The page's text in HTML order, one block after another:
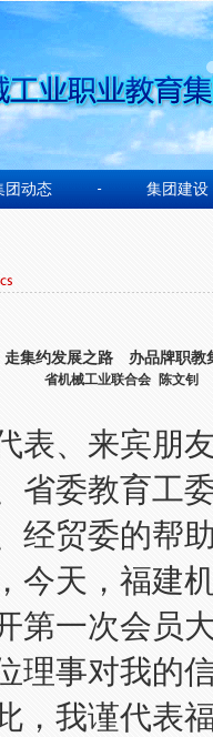
团动态 - 集团建设
走集约发展之路 办品牌职教
省机械工业联合会 陈文钊
表、来宾朋
委教育工委
经贸委的帮
今天，福建
第一次会员
理事对我的
，我谨代表